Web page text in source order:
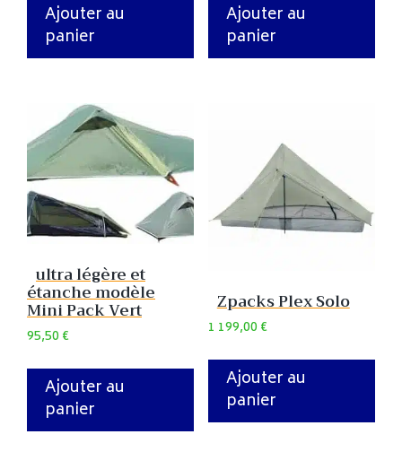
Ajouter au
panier
Ajouter au
panier
ultra légère et
étanche modèle
Mini Pack Vert
95,50€
Ajouter au
panier
Zpacks Plex Solo
1 199,00€
Ajouter au
panier